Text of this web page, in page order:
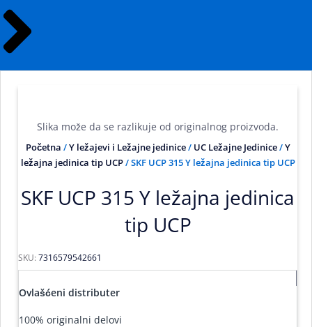
Slika može da se razlikuje od originalnog proizvoda.
Početna /Y ležajevi i Ležajne jedinice/ UC Ležajne Jedinice/Y
ležajna jedinica tip UCP/ SKF UCP 315 Y ležajna jedinica tip UCP
SKF UCP 315 Y ležajna jedinica
tip UCP
SKU: 7316579542661
Ovlašćeni distributer
100% originalni delovi